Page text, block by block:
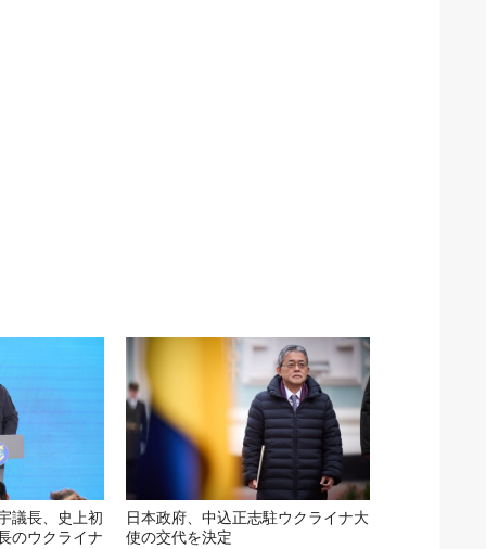
議長、史上初
のウクライナ
日本政府、中込正志駐ウクライナ大
使の交代を決定